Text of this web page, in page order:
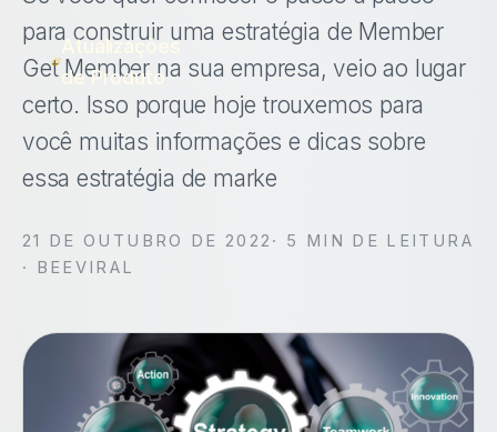
Atualizações
de Produto
para construir uma estratégia de Member
Get Member na sua empresa, veio ao lugar
certo. Isso porque hoje trouxemos para
você muitas informações e dicas sobre
essa estratégia de marke
21 DE OUTUBRO DE 2022 · 5
MIN DE LEITURA
· BEEVIRAL